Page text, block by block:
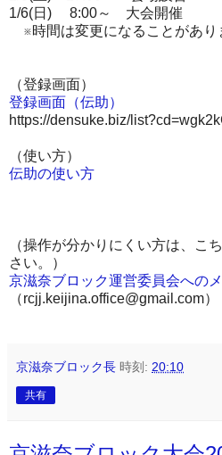
1/6(日) 8:00～ 大会開催
※時間は変更になることがあり
（登録画面）
登録画面（伝助）
https://densuke.biz/
（使い方）
伝助の使い方
（操作が分かりにくい方は、こ
さい。）
京滋奈ブロック運営委員会への
（rcjj.keijina.office@gmail.com）
京滋奈ブロック長 時刻: 20:10
共有